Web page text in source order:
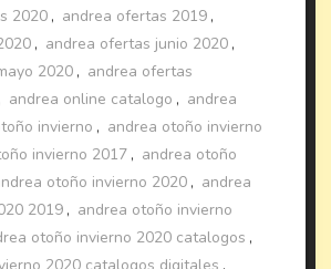
2020 , andrea ofertas 2019 ,
, andrea ofertas junio 2020 ,
2020 , andrea ofertas
andrea online catalogo , andrea
invierno , andrea otoño invierno
invierno 2017 , andrea otoño
otoño invierno 2020 , andrea
2019 , andrea otoño invierno
otoño invierno 2020 catalogos ,